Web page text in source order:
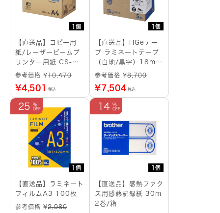
1個
【直送品】コピー用
紙/レーザービームプ
リンター用紙 CS-
068 A4
参考価格 ¥10,470
¥4,501 税込
1個
【直送品】HGeテー
プ ラミネートテープ
（白地/黒字）18mm
長さ8m 5本パック
参考価格 ¥8,700
¥7,504 税込
1個
25
【直送品】ラミネート
フィルムA3 100枚
参考価格 ¥2,980
1個
14
【直送品】感熱ファク
ス用感熱記録紙 30m
2巻/箱